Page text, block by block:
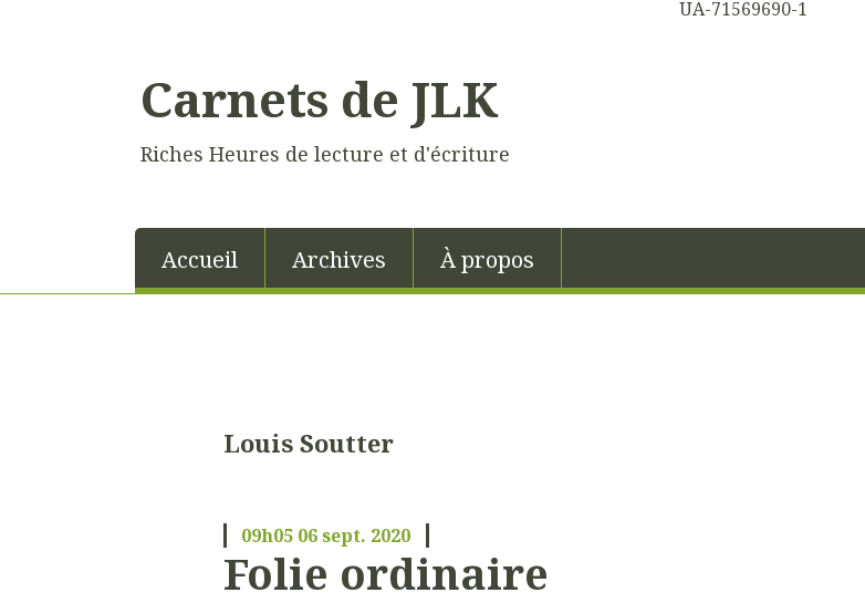
UA-71569690-1
Carnets de JLK
Riches Heures de lecture et d'écriture
Accueil Archives À propos
Louis Soutter
09h05 06sept. 2020
Folie ordinaire